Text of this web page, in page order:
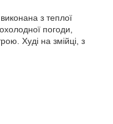
з теплої
погоди,
Худі на змійці, з